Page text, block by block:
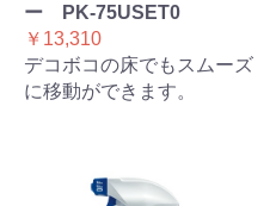
ー PK-75USET0
￥13,310
デコボコの床でもスムーズ
に移動ができます。